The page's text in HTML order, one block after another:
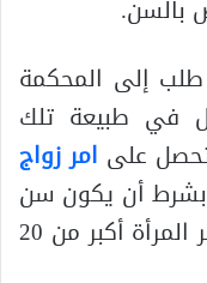
بالسن.
إلى المحكمة
في طبيعة تلك
على امر زواج
بشرط أن يكون سن
الزوج من 25 وحتى 70 عام، وعمر المرأة أكبر من 20